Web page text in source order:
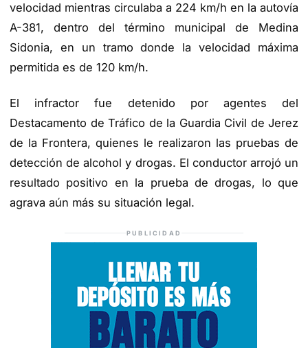
velocidad mientras circulaba a 224 km/h en la autovía
A-381, dentro del término municipal de Medina
Sidonia, en un tramo donde la velocidad máxima
permitida es de 120 km/h.
El infractor fue detenido por agentes del
Destacamento de Tráfico de la Guardia Civil de Jerez
de la Frontera, quienes le realizaron las pruebas de
detección de alcohol y drogas. El conductor arrojó un
resultado positivo en la prueba de drogas, lo que
agrava aún más su situación legal.
PUBLICIDAD